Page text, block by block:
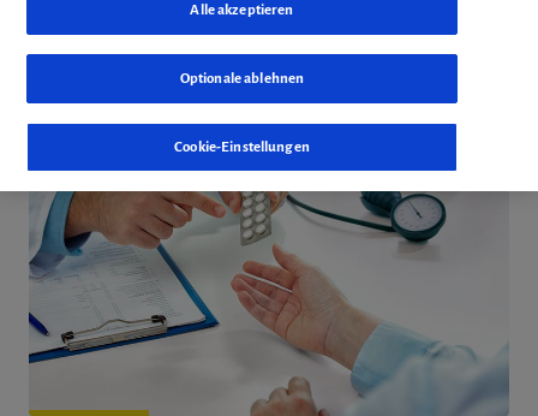
Mehr zum Thema
Cookie-Einstellungen
Optionale ablehnen
Alle akzeptieren